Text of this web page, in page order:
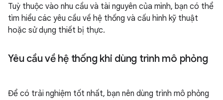
Tuỳ thuộc vào nhu cầu và tài nguyên của mình, bạn có thể
tìm hiểu các yêu cầu về hệ thống và cấu hình kỹ thuật
hoặc sử dụng thiết bị thực.
Yêu cầu về hệ thống khi dùng trình mô phỏng
Để có trải nghiệm tốt nhất, bạn nên dùng trình mô phỏng